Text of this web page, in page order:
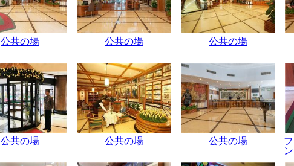
公共の場 公共の場 公共の場
公共の場 公共の場 公共の場